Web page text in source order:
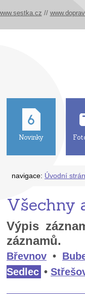
Novinky
navigace: Úvodní
Všechny
Výpis
záznamů.
Břevnov •
Sedlec •
//